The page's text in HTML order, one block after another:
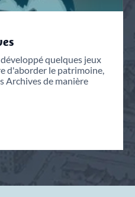
quelques jeux
d'aborder le patrimoine,
Archives de manière